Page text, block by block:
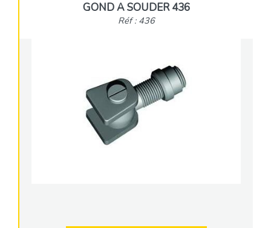
GOND A SOUDER 436
Réf : 436